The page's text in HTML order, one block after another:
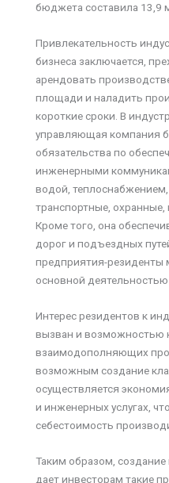
бюджета составила 13,9
Привлекательность
бизнеса заключается,
арендовать
площади и наладить
короткие сроки. В
управляющая компания
обязательства по
инженерными
водой,
транспортные, охранные,
Кроме того, она
дорог и подъездных
предприятия-резиденты
основной
Интерес резидентов к
вызван и возможностью
взаимодополняющих
возможным создание
осуществляется
и инженерных услугах,
себестоимость
Таким образом,
дает инвесторам такие